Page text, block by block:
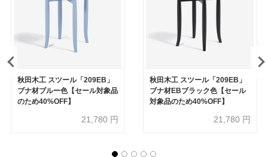
秋田木工 スツール「209EB」
ブナ材ブルー色【セール対象品
のため40%OFF】
21,780 円
秋田木工 スツール「209EB」
ブナ材EBブラック色【セール
対象品のため40%OFF】
21,780 円